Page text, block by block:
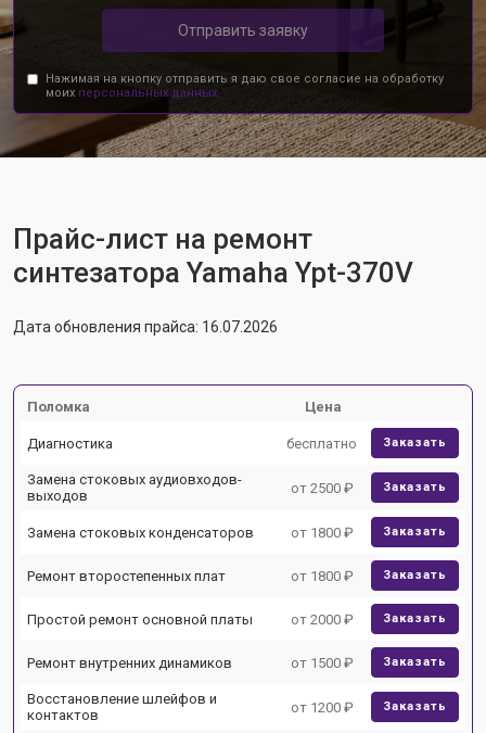
Отправить заявку
Нажимая на кнопку отправить я даю свое согласие на обработку
моих персональных данных.
Прайс-лист на ремонт
синтезатора Yamaha Ypt-370V
Дата обновления прайса: 16.07.2026
Поломка Цена
Диагностика бесплатно Заказать
Замена стоковых аудиовходов-
выходов
от 2500 ₽ Заказать
Замена стоковых конденсаторов от 1800 ₽ Заказать
Ремонт второстепенных плат от 1800 ₽ Заказать
Простой ремонт основной платы от 2000 ₽ Заказать
Ремонт внутренних динамиков от 1500 ₽ Заказать
Восстановление шлейфов и
контактов
от 1200 ₽ Заказать